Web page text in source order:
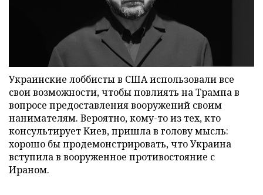
Украинские лоббисты в США использовали все
свои возможности, чтобы повлиять на Трампа в
вопросе предоставления вооружений своим
нанимателям. Вероятно, кому-то из тех, кто
консультирует Киев, пришла в голову мысль:
хорошо бы продемонстрировать, что Украина
вступила в вооруженное противостояние с
Ираном.